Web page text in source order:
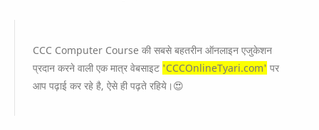
CCC Computer Course की सबसे बहतरीन ऑनलाइन एजुकेशन
प्रदान करने वाली एक मात्र वेबसाइट 'CCCOnlineTyari.com' पर
आप पढ़ाई कर रहे है, ऐसे ही पढ़ते रहिये।😍